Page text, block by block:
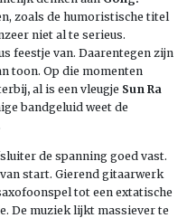
zoals de humoristische titel
niet al te serieus.
feestje van. Daarentegen zijn
toon. Op die momenten
, al is een vleugje Sun Ra
bandgeluid weet de
de spanning goed vast.
start. Gierend gitaarwerk
tot een extatische
De muziek lijkt massiever te